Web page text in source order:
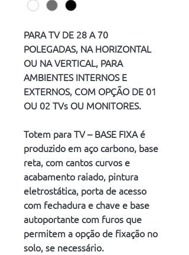
PARA TV DE 28 A 70
POLEGADAS, NA HORIZONTAL
OU NA VERTICAL, PARA
AMBIENTES INTERNOS E
EXTERNOS, COM OPÇÃO DE 01
OU 02 TVs OU MONITORES.
Totem para TV – BASE FIXA é
produzido em aço carbono, base
reta, com cantos curvos e
acabamento raiado, pintura
eletrostática, porta de acesso
com fechadura e chave e base
autoportante com furos que
permitem a opção de fixação no
solo, se necessário.